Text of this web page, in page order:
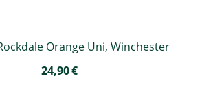
Orange Uni, Winchester
24,90€